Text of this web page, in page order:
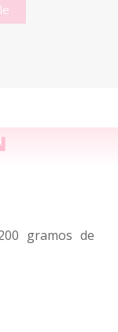
gramos de